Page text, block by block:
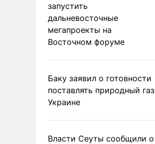
запустить
дальневосточные
мегапроекты на
Восточном форуме
Баку заявил о готовности
поставлять природный газ
Украине
Власти Сеуты сообщили о